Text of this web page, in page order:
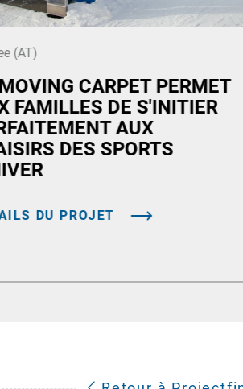
(AT)
CARPET PERMET
FAMILLES DE S'INITIER
AUX
DES SPORTS
DU PROJET